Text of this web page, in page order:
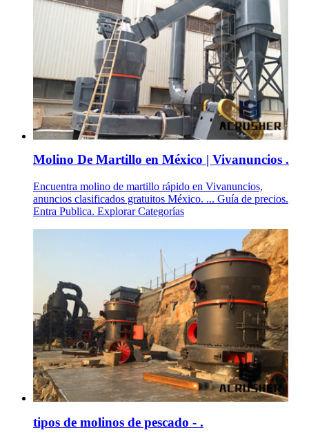
Molino De Martillo en México | Vivanuncios .
Encuentra molino de martillo rápido en Vivanuncios,
anuncios clasificados gratuitos México. ... Guía de precios.
Entra Publica. Explorar Categorías
tipos de molinos de pescado - .